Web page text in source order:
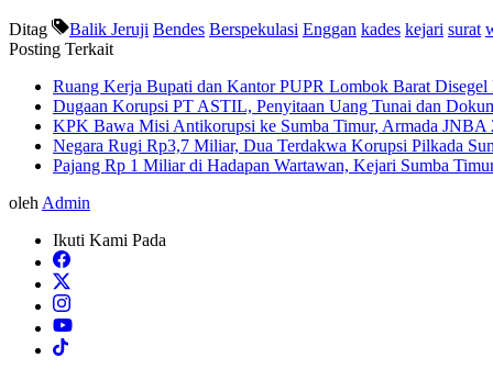
Ditag Balik Jeruji Bendes Berspekulasi Enggan kades kejari surat
Posting Terkait
Ruang Kerja Bupati dan Kantor PUPR Lombok Barat
Dugaan Korupsi PT ASTIL, Penyitaan Uang Tunai dan
KPK Bawa Misi Antikorupsi ke Sumba Timur, Armada JNBA
Negara Rugi Rp3,7 Miliar, Dua Terdakwa Korupsi Pilkada
Pajang Rp 1 Miliar di Hadapan Wartawan, Kejari Sumba
oleh Admin
Ikuti Kami Pada